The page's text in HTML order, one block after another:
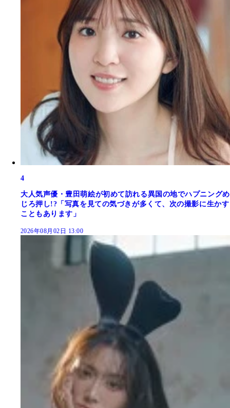
4
大人気声優・豊田萌絵が初めて訪れる異国の地でハプニングめ
じろ押し!?「写真を見ての気づきが多くて、次の撮影に生かす
こともあります」
2026年08月02日 13:00